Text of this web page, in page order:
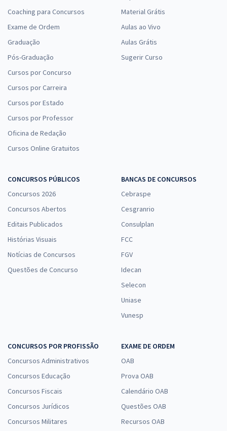
Coaching para Concursos
Exame de Ordem
Graduação
Pós-Graduação
Cursos por Concurso
Cursos por Carreira
Cursos por Estado
Cursos por Professor
Oficina de Redação
Cursos Online Gratuitos
Material Grátis
Aulas ao Vivo
Aulas Grátis
Sugerir Curso
CONCURSOS PÚBLICOS
Concursos 2026
Concursos Abertos
Editais Publicados
Histórias Visuais
Notícias de Concursos
Questões de Concurso
BANCAS DE CONCURSOS
Cebraspe
Cesgranrio
Consulplan
FCC
FGV
Idecan
Selecon
Uniase
Vunesp
CONCURSOS POR PROFISSÃO
Concursos Administrativos
Concursos Educação
Concursos Fiscais
Concursos Jurídicos
Concursos Militares
EXAME DE ORDEM
OAB
Prova OAB
Calendário OAB
Questões OAB
Recursos OAB